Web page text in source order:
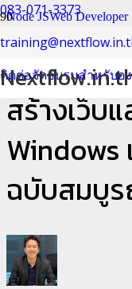
083-071-3373
ติดต่อจัดอบรมสำหรับอ
Node JSWeb Developer
แชร์ประสบ
สร้างเว็บ
ฉบับสมบู